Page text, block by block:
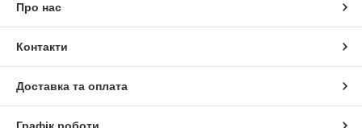
Про нас
Контакти
Доставка та оплата